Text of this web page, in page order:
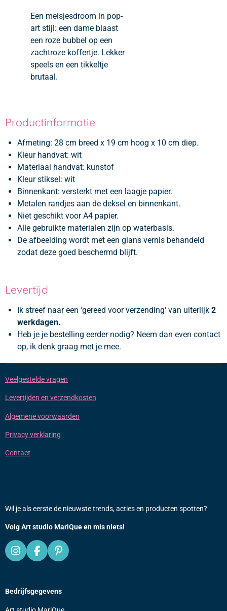
Een meisjesdroom in pop-
art stijl: een dame blaast
een roze bubbel op een
zachtroze koffertje. Lekker
speels en een tikkeltje
brutaal.
Productinformatie
Afmeting: 28 cm breed x 19 cm hoog x 10 cm diep.
Kleur handvat: wit
Materiaal handvat: kunstof
Kleur stiksel: wit
Binnenkant: versterkt met een laagje papier.
Metalen randjes aan de deksel en binnenkant.
Niet geschikt voor A4 papier.
Alle gebruikte materialen zijn op waterbasis.
De afbeelding wordt met een glans vernis behandeld
zodat deze goed beschermd blijft.
Levertijd
Ik streef naar een 'gereed voor verzending' van uiterlijk 2
werkdagen.
Heb je je bestelling eerder nodig? Neem dan even contact
op, ik denk graag met je mee.
Veelgestelde vragen
Levertijden en verzendkosten
Algemene voorwaarden
Privacy verklaring
Contact
Wil je als eerste de nieuwste trends, acties en producten spotten?
Volg Art studio MariQue en mis niets!
I
n
a
F
a
b
P
i
e
Bedrijfsgegevens